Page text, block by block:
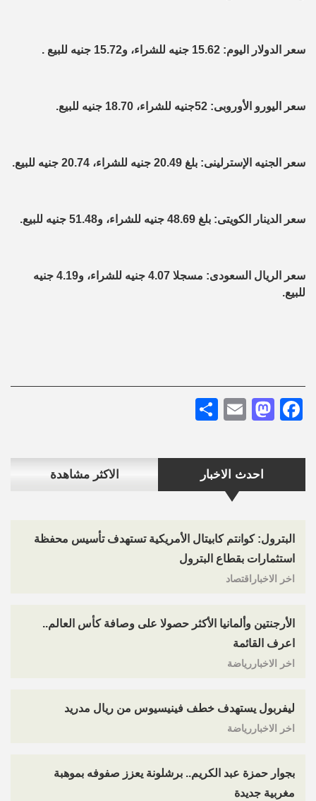
احدث الاخبار الاكثر مشاهدة
البترول: كوانتم كابيتال الأمريكية تستهدف تأسيس محفظة
استثمارات بقطاع البترول
اخر الاخباراقتصاد
الأرجنتين وألمانيا الأكثر حصولا على وصافة كأس العالم..
اعرف القائمة
اخر الاخباررياضة
ليفربول يستهدف خطف فينيسيوس من ريال مدريد
اخر الاخباررياضة
بجوار حمزة عبد الكريم.. برشلونة يعزز صفوفه بموهبة
مغربية جديدة
سعر الدولار اليوم: 15.62 جنيه للشراء، و15.72 جنيه للبيع .
سعر اليورو الأوروبى: 52جنيه للشراء، 18.70 جنيه للبيع.
سعر الجنيه الإسترلينى: بلغ 20.49 جنيه للشراء، 20.74 جنيه للبيع.
سعر الدينار الكويتى: بلغ 48.69 جنيه للشراء، و51.48 جنيه للبيع.
سعر الريال السعودى: مسجلا 4.07 جنيه للشراء، و4.19 جنيه
للبيع.
Facebook
Mastodon
Email